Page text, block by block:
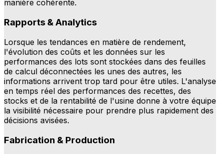
manière cohérente.
Rapports & Analytics
Lorsque les tendances en matière de rendement,
l'évolution des coûts et les données sur les
performances des lots sont stockées dans des feuilles
de calcul déconnectées les unes des autres, les
informations arrivent trop tard pour être utiles. L'analyse
en temps réel des performances des recettes, des
stocks et de la rentabilité de l'usine donne à votre équipe
la visibilité nécessaire pour prendre plus rapidement des
décisions avisées.
Fabrication & Production